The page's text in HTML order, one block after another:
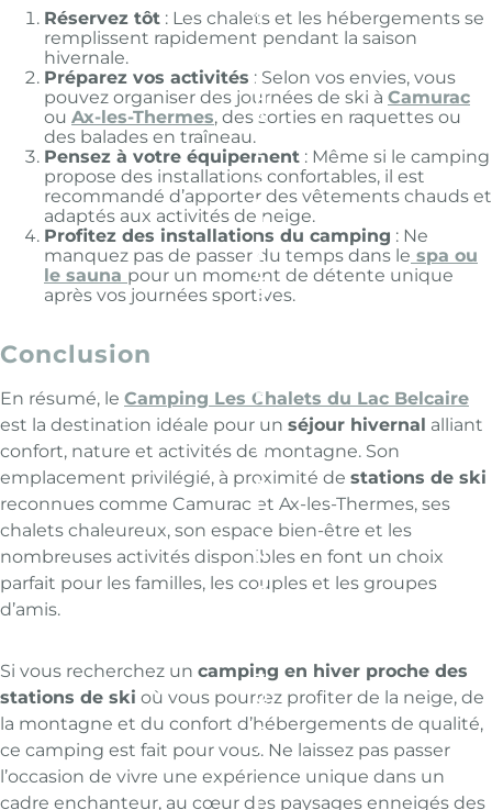
Réservez tôt : Les chalets et les hébergements se
remplissent rapidement pendant la saison
hivernale.
Préparez vos activités : Selon vos envies, vous
pouvez organiser des journées de ski à Camurac
ou Ax-les-Thermes, des sorties en raquettes ou
des balades en traîneau.
Pensez à votre équipement : Même si le camping
propose des installations confortables, il est
recommandé d’apporter des vêtements chauds et
adaptés aux activités de neige.
Profitez des installations du camping : Ne
manquez pas de passer du temps dans le spa ou
le sauna pour un moment de détente unique
après vos journées sportives.
Conclusion
En résumé, le Camping Les Chalets du Lac Belcaire
est la destination idéale pour un séjour hivernal alliant
confort, nature et activités de montagne. Son
emplacement privilégié, à proximité de stations de ski
reconnues comme Camurac et Ax-les-Thermes, ses
chalets chaleureux, son espace bien-être et les
nombreuses activités disponibles en font un choix
parfait pour les familles, les couples et les groupes
d’amis.
Si vous recherchez un camping en hiver proche des
stations de ski où vous pourrez profiter de la neige, de
la montagne et du confort d’hébergements de qualité,
ce camping est fait pour vous. Ne laissez pas passer
l’occasion de vivre une expérience unique dans un
cadre enchanteur, au cœur des paysages enneigés des
:
L
E
C
H
A
E
T
S
D
U
L
A
C
B
R
U
R
E
A
N
O
Z
Q
U
E
A
D
M
I